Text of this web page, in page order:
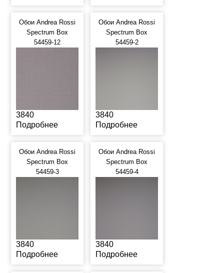
Обои Andrea Rossi
Spectrum Box
54459-12
3840
Подробнее
Обои Andrea Rossi
Spectrum Box
54459-2
3840
Подробнее
Обои Andrea Rossi
Spectrum Box
54459-3
3840
Подробнее
Обои Andrea Rossi
Spectrum Box
54459-4
3840
Подробнее